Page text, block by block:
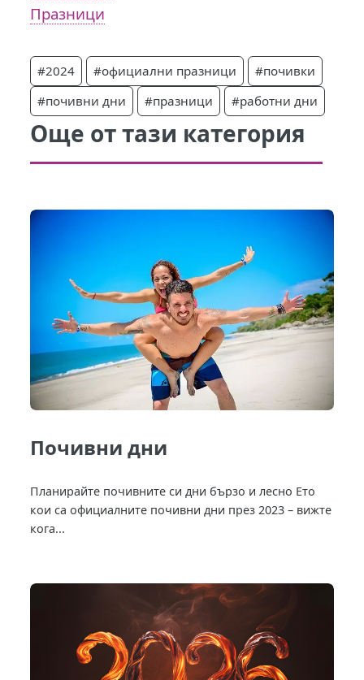
Празници
#2024 #официални празници
#почивки
#почивни дни
#празници #работни дни
Още от тази категория
Почивни дни
Планирайте почивните си дни бързо и лесно Ето
кои са официалните почивни дни през 2023 – вижте
кога...